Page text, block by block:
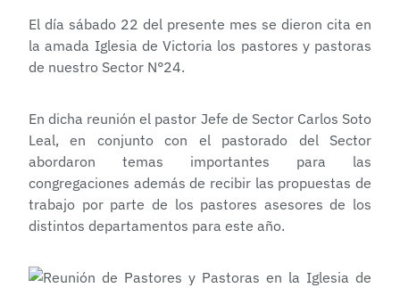
El día sábado 22 del presente mes se dieron cita en
la amada Iglesia de Victoria los pastores y pastoras
de nuestro Sector N°24.
En dicha reunión el pastor Jefe de Sector Carlos Soto
Leal, en conjunto con el pastorado del Sector
abordaron temas importantes para las
congregaciones además de recibir las propuestas de
trabajo por parte de los pastores asesores de los
distintos departamentos para este año.